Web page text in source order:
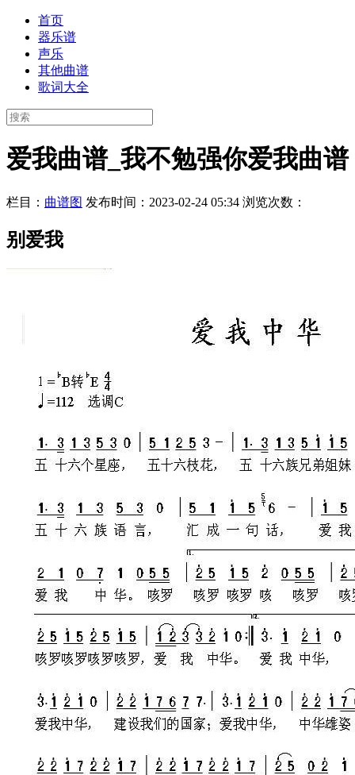
首页
器乐谱
声乐
其他曲谱
歌词大全
爱我曲谱_我不勉强你爱我曲谱
栏目： 曲谱图 发布时间：2023-02-24 05:34 浏览次数：
别爱我